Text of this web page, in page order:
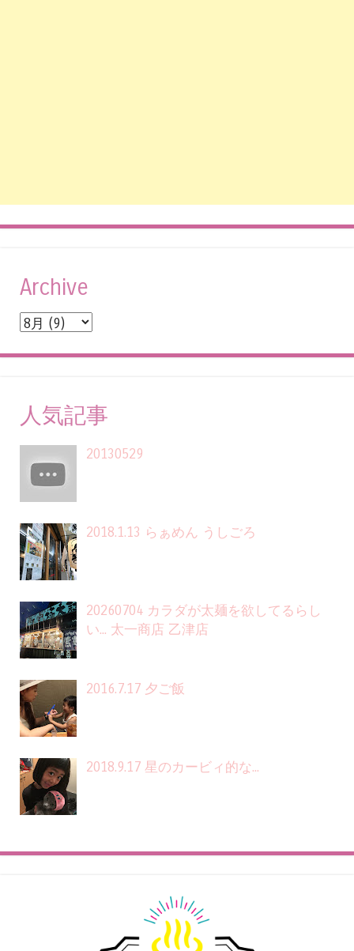
Archive
人気記事
20130529
2018.1.13 らぁめん うしごろ
20260704 カラダが太麺を欲してるらし
い... 太一商店 乙津店
2016.7.17 夕ご飯
2018.9.17 星のカービィ的な...